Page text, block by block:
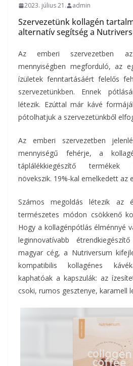
2023. július 21. admin
Szervezetünk kollagén
alternatív segítség a
Az emberi szervezetben
mennyiségben megforduló, az
ízületek fenntartásáért felelős
szervezetünkben. Ennek
létezik. Ezúttal már kávé
pótolhatjuk a szervezetünkből
Az emberi szervezetben
mennyiségű fehérje, a
táplálékkiegészítő termékek
növekszik. 19%-kal emelkedett az
Számos megoldás létezik az
természetes módon csökkenő
Hogy a kollagénpótlás élménnyé
leginnovatívabb
magyar cég, a Nutriversum
kompatibilis kollagénes
kaphatóak a kapszulák: az
csoki, rumos gesztenye, karamell